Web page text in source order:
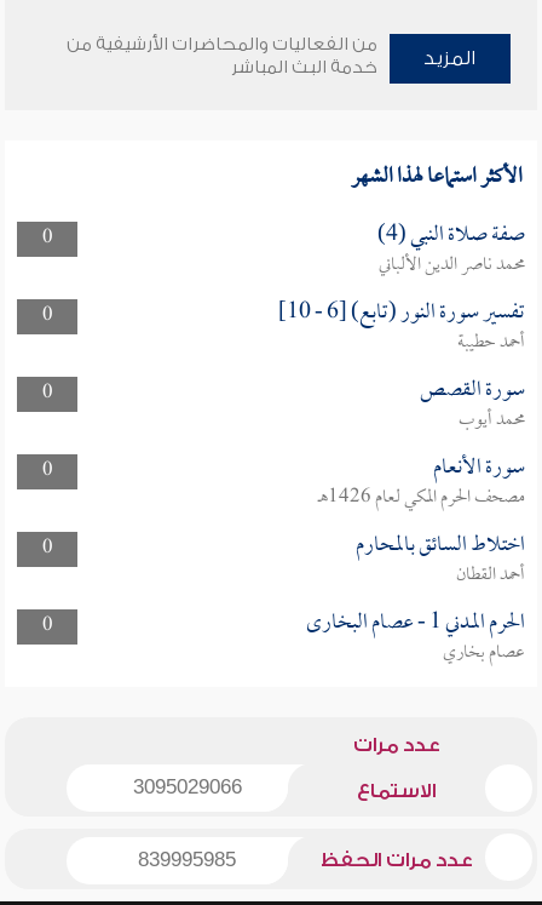
المزيد
من الفعاليات والمحاضرات الأرشيفية من
خدمة البث المباشر
الأكثر استماعا لهذا الشهر
0 صفة صلاة النبي (4)
محمد ناصر الدين الألباني
0
تفسير سورة النور (تابع) [6 - 10]
أحمد حطيبة
0
سورة القصص
محمد أيوب
0
سورة الأنعام
مصحف الحرم المكي لعام 1426هـ
0
اختلاط السائق بالمحارم
أحمد القطان
0
الحرم المدني 1 - عصام البخارى
عصام بخاري
عدد مرات
الاستماع 3095029066
عدد مرات الحفظ 839995985